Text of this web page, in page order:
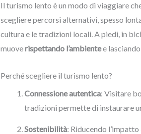
Il turismo lento è un modo di viaggiare
scegliere percorsi alternativi, spesso
cultura e le tradizioni locali. A piedi, in
muoverispettando l’ambientee
Perché scegliere il turismo lento?
Connessione autentica: Visitare
tradizioni permette di instaurare
Sostenibilità: Riducendo